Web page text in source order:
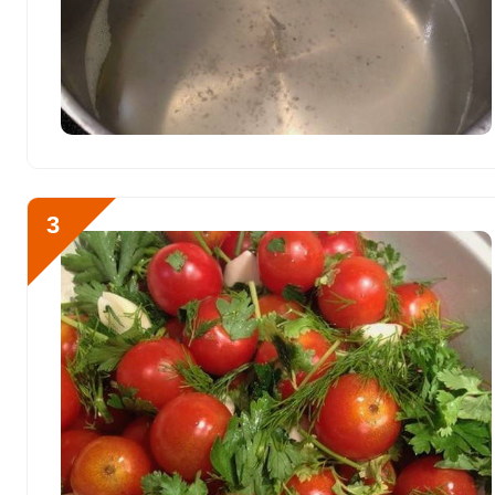
151.1 мг
Фосфор
Хлор 620.4 мг
Железо
Йод
Кобальт 60.8 мкг
Литий 0.7 мкг
Марганец 2 мкг
Медь 1238.6 мкг
3